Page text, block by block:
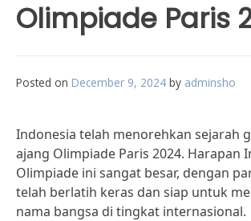
Olimpiade Paris
Posted on December 9, 2024 by adminsho
Indonesia telah menorehkan sejarah
ajang Olimpiade Paris 2024. Harapan
Olimpiade ini sangat besar, dengan
telah berlatih keras dan siap untuk
nama bangsa di tingkat internasional.